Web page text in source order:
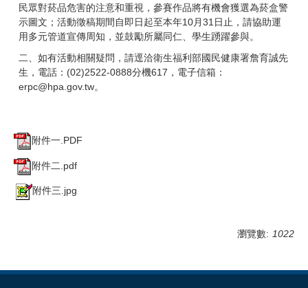
民眾對菸品危害的注意和重視，參賽作品將有機會獲選為菸盒警
示圖文；活動徵稿期間自即日起至本年10月31日止，請協助運
用多元管道宣傳周知，並鼓勵所屬同仁、學生踴躍參與。
二、如有活動相關疑問，請逕洽衛生福利部國民健康署詹育誠先
生，電話：(02)2522-0888分機617，電子信箱：
erpc@hpa.gov.tw。
附件一.PDF
附件二.pdf
附件三.jpg
瀏覽數: 1022